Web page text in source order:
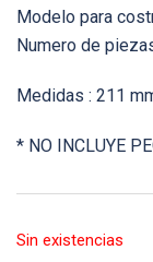
Modelo para
Numero de
Medidas : 211
* NO INCLUYE
Sin existencias